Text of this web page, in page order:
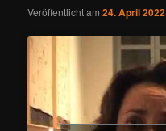
Veröffentlicht am24. April 2022